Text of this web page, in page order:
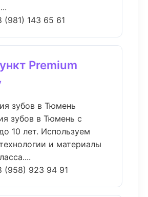
(981) 143 65 61
Premium
зубов в Тюмень
зубов в Тюмень с
10 лет. Используем
и материалы
(958) 923 94 91